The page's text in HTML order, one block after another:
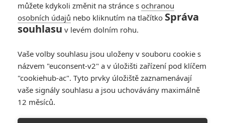
Originální název:Pacific Rim: Uprising
Český název:Pacific Rim: Povstání
Premiéra:23.03.2018
Česká premiéra: 22.03.2018
Žánr: Akční,Sci-Fi
můžete kdykoli změnit na stránce s ochranou
osobních údajů nebo kliknutím na tlačítko Správa
souhlasu v levém dolním rohu.
Vaše volby souhlasu jsou uloženy v souboru cookie s
názvem "euconsent-v2" a v úložišti zařízení pod klíčem
"cookiehub-ac". Tyto prvky úložiště zaznamenávají
vaše signály souhlasu a jsou uchovávány maximálně
12 měsíců.